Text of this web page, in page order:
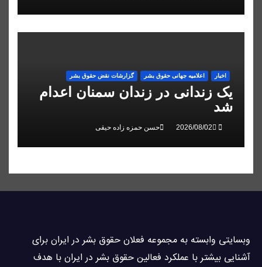
اخبار اعلاميه جهانی حقوق بشر گزارشات نقض حقوق بشر
یک زندانی در زندان سمنان اعدام
شد
حسن حمزه زاده حیقی
وبسايتى وابسته به مجموعه فعلان حقوق بشر در ایران برای
آشنایی بيشتر با عملکرد فعالین حقوق بشر در ایران با هدف